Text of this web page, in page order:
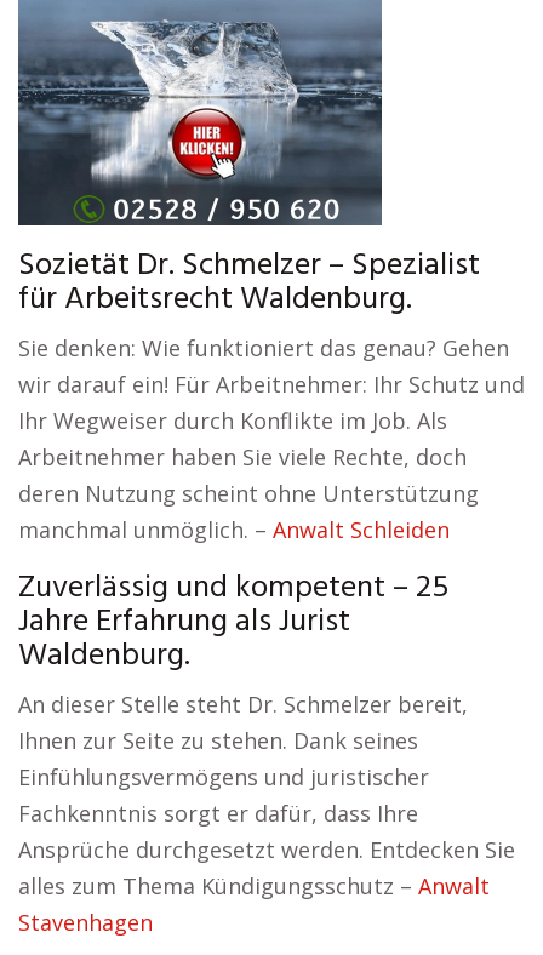
Sozietät Dr. Schmelzer – Spezialist
für Arbeitsrecht Waldenburg.
Sie denken: Wie funktioniert das genau? Gehen
wir darauf ein! Für Arbeitnehmer: Ihr Schutz und
Ihr Wegweiser durch Konflikte im Job. Als
Arbeitnehmer haben Sie viele Rechte, doch
deren Nutzung scheint ohne Unterstützung
manchmal unmöglich. – Anwalt Schleiden
Zuverlässig und kompetent – 25
Jahre Erfahrung als Jurist
Waldenburg.
An dieser Stelle steht Dr. Schmelzer bereit,
Ihnen zur Seite zu stehen. Dank seines
Einfühlungsvermögens und juristischer
Fachkenntnis sorgt er dafür, dass Ihre
Ansprüche durchgesetzt werden. Entdecken Sie
alles zum Thema Kündigungsschutz – Anwalt
Stavenhagen